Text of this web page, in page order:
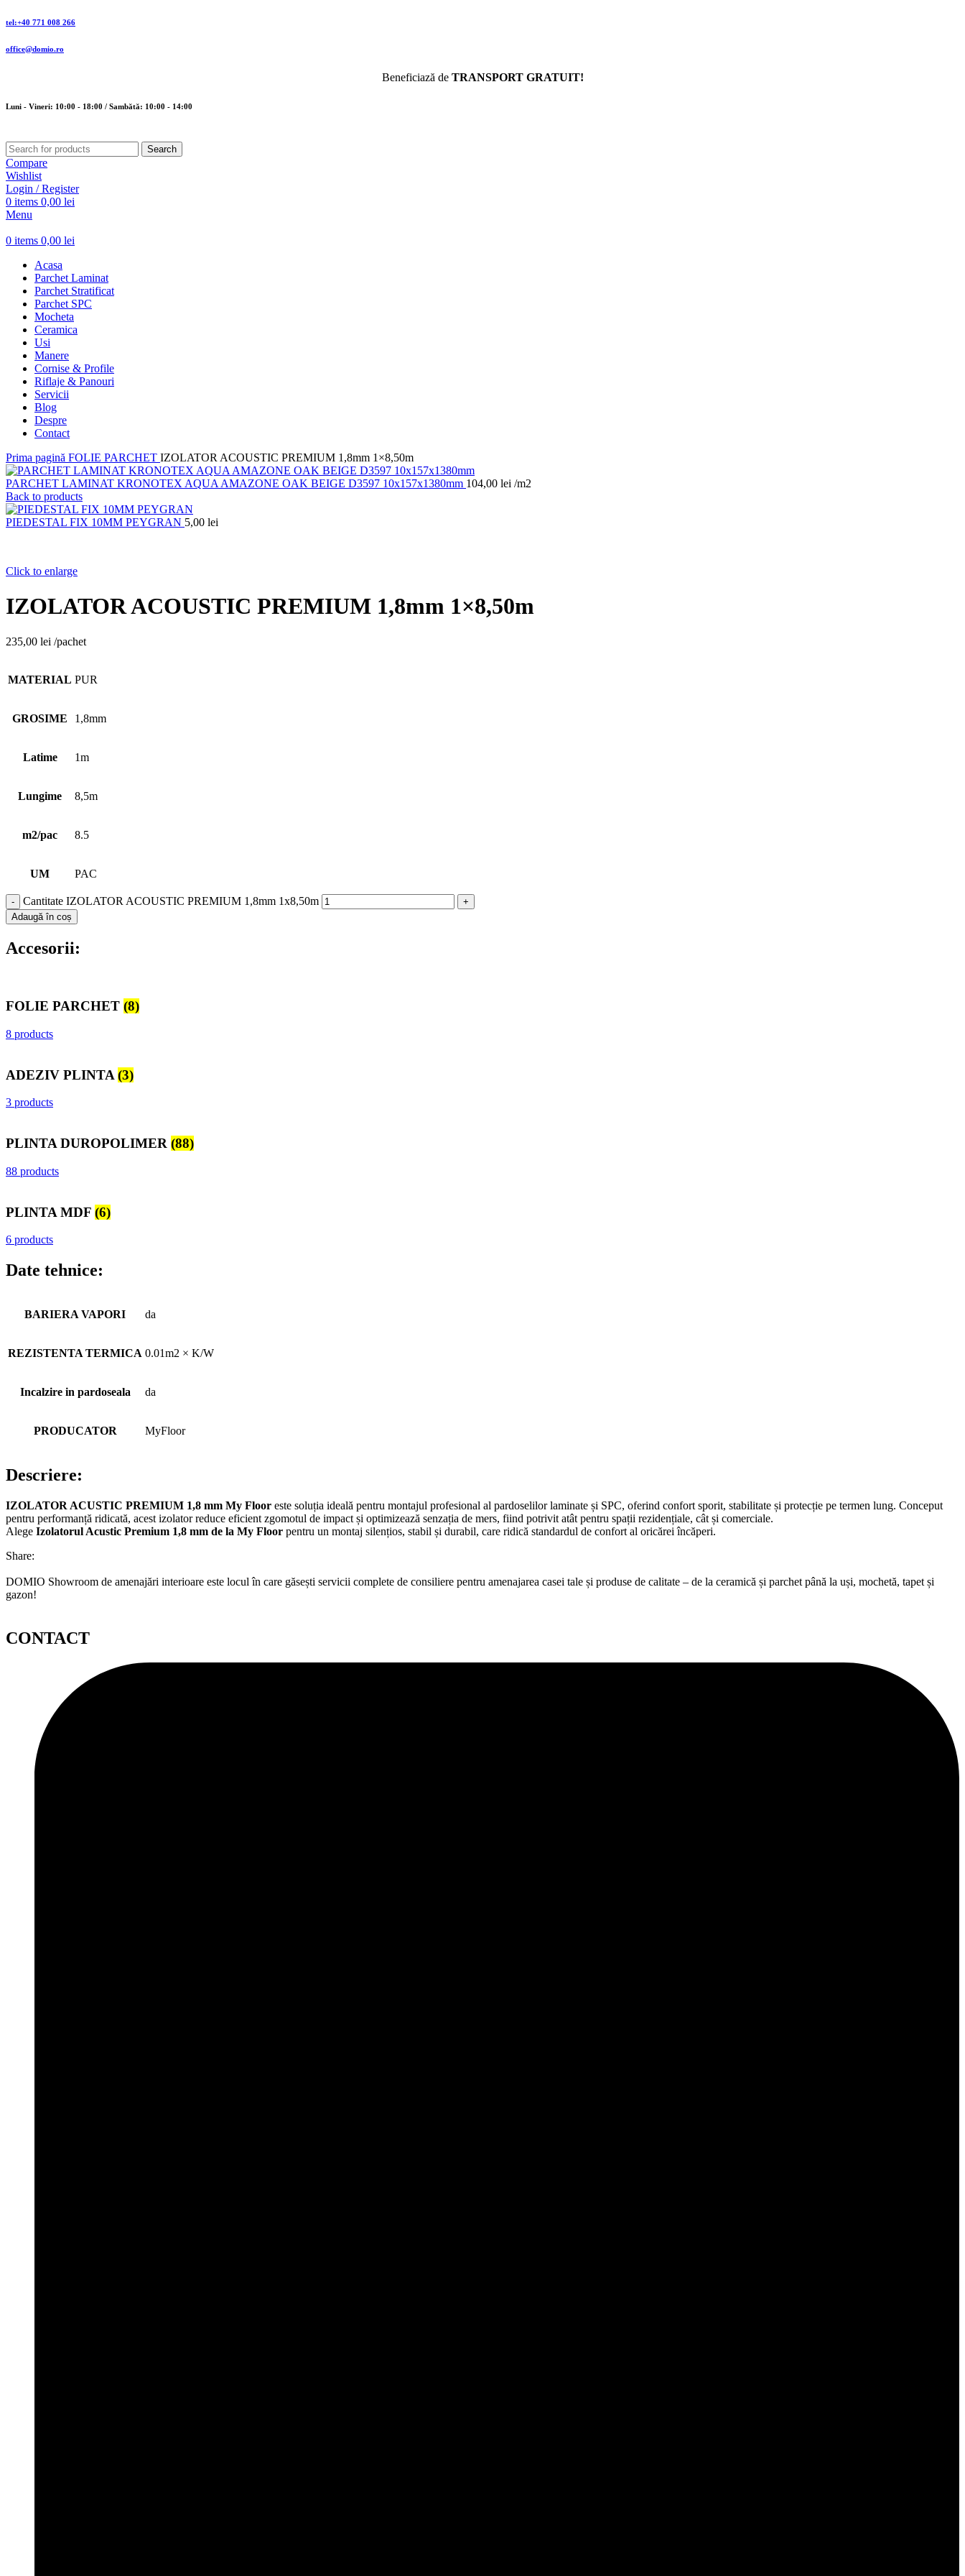
tel:+40 771 008 266
office@domio.ro
Beneficiază de TRANSPORT GRATUIT!
Luni - Vineri: 10:00 - 18:00 / Sambătă: 10:00 - 14:00
Search
Compare
Wishlist
Login / Register
0 items 0,00 lei
Menu
0 items 0,00 lei
Acasa
Parchet Laminat
Parchet Stratificat
Parchet SPC
Mocheta
Ceramica
Usi
Manere
Cornise & Profile
Riflaje & Panouri
Servicii
Blog
Despre
Contact
Prima pagină FOLIE PARCHET IZOLATOR ACOUSTIC PREMIUM 1,8mm 1×8,50m
PARCHET LAMINAT KRONOTEX AQUA AMAZONE OAK BEIGE D3597 10x157x1380mm 104,00 lei /m2
Back to products
PIEDESTAL FIX 10MM PEYGRAN 5,00 lei
Click to enlarge
IZOLATOR ACOUSTIC PREMIUM 1,8mm 1×8,50m
235,00 lei /pachet
MATERIAL PUR
GROSIME 1,8mm
Latime 1m
Lungime 8,5m
m2/pac 8.5
UM PAC
Cantitate IZOLATOR ACOUSTIC PREMIUM 1,8mm 1x8,50m
Adaugă în coș
Accesorii:
FOLIE PARCHET (8)
8 products
ADEZIV PLINTA (3)
3 products
PLINTA DUROPOLIMER (88)
88 products
PLINTA MDF (6)
6 products
Date tehnice:
BARIERA VAPORI da
REZISTENTA TERMICA 0.01m2 × K/W
Incalzire in pardoseala da
PRODUCATOR MyFloor
Descriere:
IZOLATOR ACUSTIC PREMIUM 1,8 mm My Floor este soluția ideală pentru montajul profesional al pardoselilor laminate și SPC, oferind confort sporit, stabilitate și protecție pe termen lung. Conceput
pentru performanță ridicată, acest izolator reduce eficient zgomotul de impact și optimizează senzația de mers, fiind potrivit atât pentru spații rezidențiale, cât și comerciale.
Alege Izolatorul Acustic Premium 1,8 mm de la My Floor pentru un montaj silențios, stabil și durabil, care ridică standardul de confort al oricărei încăperi.
Share:
DOMIO Showroom de amenajări interioare este locul în care găsești servicii complete de consiliere pentru amenajarea casei tale și produse de calitate – de la ceramică și parchet până la uși, mochetă, tapet și
gazon!
CONTACT